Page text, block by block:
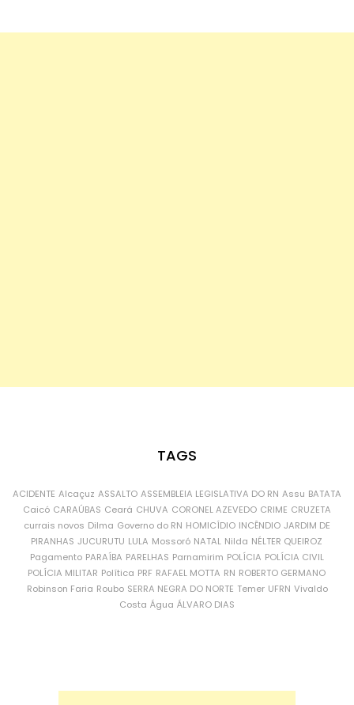
TAGS
ACIDENTE Alcaçuz ASSALTO ASSEMBLEIA LEGISLATIVA DO RN Assu BATATA
Caicó CARAÚBAS Ceará CHUVA CORONEL AZEVEDO CRIME CRUZETA
currais novos Dilma Governo do RN HOMICÍDIO INCÊNDIO JARDIM DE
PIRANHAS JUCURUTU LULA Mossoró NATAL Nilda NÉLTER QUEIROZ
Pagamento PARAÍBA PARELHAS Parnamirim POLÍCIA POLÍCIA CIVIL
POLÍCIA MILITAR Política PRF RAFAEL MOTTA RN ROBERTO GERMANO
Robinson Faria Roubo SERRA NEGRA DO NORTE Temer UFRN Vivaldo
Costa Água ÁLVARO DIAS